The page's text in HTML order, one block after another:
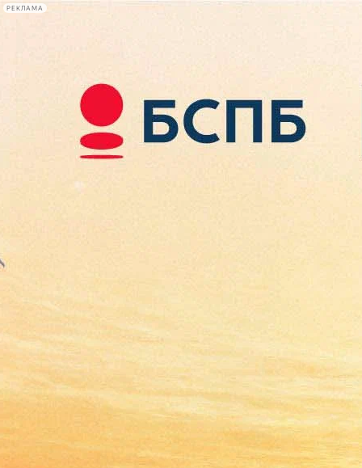
РЕКЛАМА
Сегодня:
2026.08.09
12:01
Афиша Plus